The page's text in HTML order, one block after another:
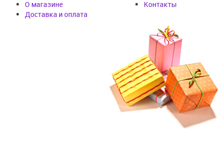
О магазине
Доставка и оплата
Контакты